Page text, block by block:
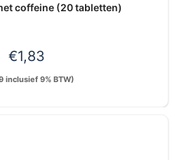
coffeine (20 tabletten)
€1,83
inclusief 9% BTW)